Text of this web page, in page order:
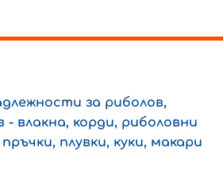
be
product
page
за риболов,
влакна, корди, риболовни
плувки, куки, макари